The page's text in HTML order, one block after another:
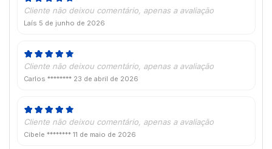
Cliente não deixou comentário, apenas a avaliação
Laís 5 de junho de 2026
Cliente não deixou comentário, apenas a avaliação
Carlos ******** 23 de abril de 2026
Cliente não deixou comentário, apenas a avaliação
Cibele ******** 11 de maio de 2026